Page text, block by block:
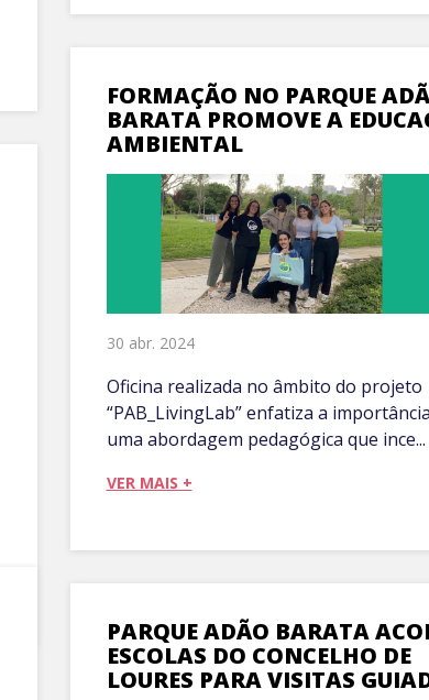
FORMAÇÃO NO PARQUE
BARATA PROMOVE A
AMBIENTAL
30 abr. 2024
Oficina realizada no âmbito do projeto
“PAB_LivingLab” enfatiza a
uma abordagem pedagógica que ince...
VER MAIS +
PARQUE ADÃO BARATA
ESCOLAS DO CONCELHO DE
LOURES PARA VISITAS